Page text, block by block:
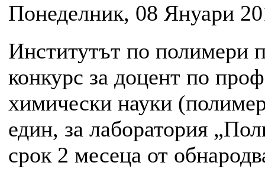
Понеделник, 08 Януари
Институтът по полимери
конкурс за доцент по
химически науки
един, за лаборатория
срок 2 месеца от